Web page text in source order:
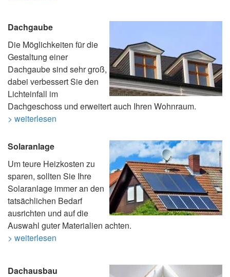
Dachgaube
Die Möglichkeiten für die
Gestaltung einer
Dachgaube sind sehr groß,
dabei verbessert Sie den
Lichteinfall im
Dachgeschoss und erweitert auch Ihren Wohnraum.
> weiterlesen
Solaranlage
Um teure Heizkosten zu
sparen, sollten Sie Ihre
Solaranlage immer an den
tatsächlichen Bedarf
ausrichten und auf die
Auswahl guter Materialien achten.
> weiterlesen
Dachausbau